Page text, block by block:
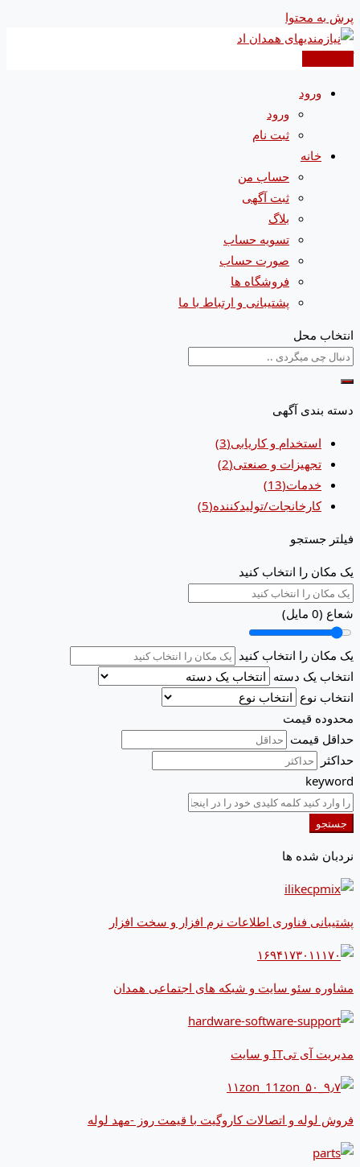
پرش به محتوا
ورود
ورود
ثبت نام
خانه
حساب من
ثبت آگهی
بلاگ
تسویه حساب
صورت حساب
فروشگاه ها
پشتیبانی و ارتباط با ما
انتخاب محل
دسته بندی آگهی
استخدام و کاریابی(3)
تجهیزات و صنعتی(2)
خدمات(13)
کارخانجات/تولیدکننده(5)
فیلتر جستجو
یک مکان را انتخاب کنید
شعاع (0 مایل)
یک مکان را انتخاب کنید
انتخاب یک دسته
انتخاب نوع
محدوده قیمت
حداقل قیمت
حداکثر
keyword
جستجو
نردبان شده ها
پشتیبانی فناوری اطلاعات نرم افزار و سخت افزار
مشاوره سئو سایت و شبکه های اجتماعی همدان
مدیریت آی تیIT و سایت
فروش لوله و اتصالات کاروگیت با قیمت روز -مهد لوله